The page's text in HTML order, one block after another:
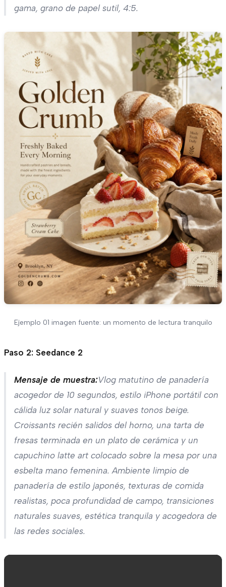
gama, grano de papel sutil, 4:5.
Ejemplo 01 imagen fuente: un momento de lectura tranquilo
Paso 2: Seedance 2
Mensaje de muestra:Vlog matutino de panadería
acogedor de 10 segundos, estilo iPhone portátil con
cálida luz solar natural y suaves tonos beige.
Croissants recién salidos del horno, una tarta de
fresas terminada en un plato de cerámica y un
capuchino latte art colocado sobre la mesa por una
esbelta mano femenina. Ambiente limpio de
panadería de estilo japonés, texturas de comida
realistas, poca profundidad de campo, transiciones
naturales suaves, estética tranquila y acogedora de
las redes sociales.